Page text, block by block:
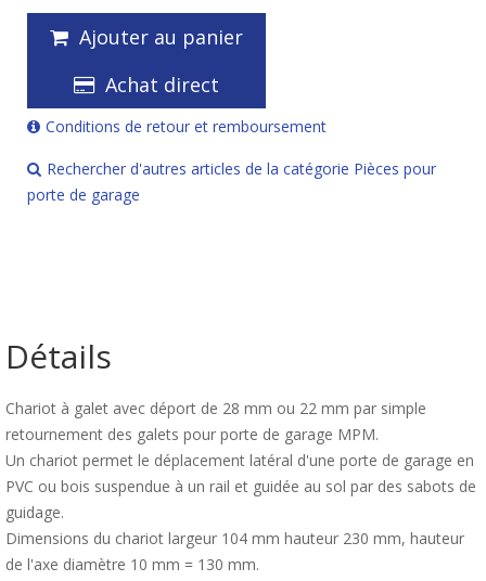
Ajouter au panier
Achat direct
Conditions de retour et remboursement
Rechercher d'autres articles de la catégorie Pièces pour
porte de garage
Détails
Chariot à galet avec déport de 28 mm ou 22 mm par simple
retournement des galets pour porte de garage MPM.
Un chariot permet le déplacement latéral d'une porte de garage en
PVC ou bois suspendue à un rail et guidée au sol par des sabots de
guidage.
Dimensions du chariot largeur 104 mm hauteur 230 mm, hauteur
de l'axe diamètre 10 mm = 130 mm.